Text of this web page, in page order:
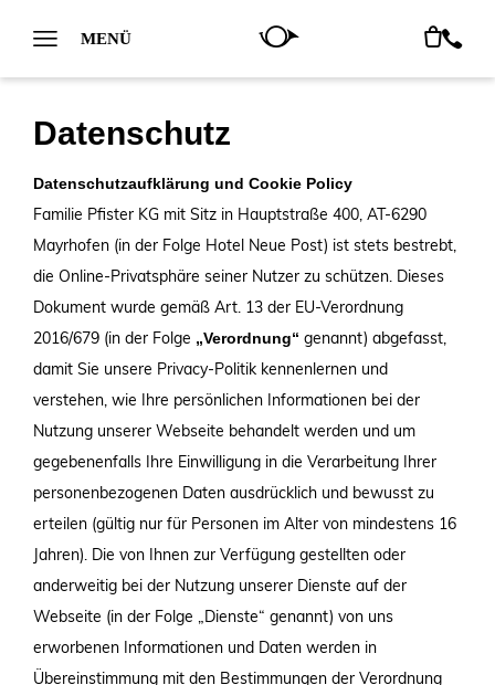
MENÜ
Datenschutz
Datenschutzaufklärung und Cookie Policy
Familie Pfister KG mit Sitz in Hauptstraße 400, AT-6290
Mayrhofen (in der Folge Hotel Neue Post) ist stets bestrebt,
die Online-Privatsphäre seiner Nutzer zu schützen. Dieses
Dokument wurde gemäß Art. 13 der EU-Verordnung
2016/679 (in der Folge „Verordnung“ genannt) abgefasst,
damit Sie unsere Privacy-Politik kennenlernen und
verstehen, wie Ihre persönlichen Informationen bei der
Nutzung unserer Webseite behandelt werden und um
gegebenenfalls Ihre Einwilligung in die Verarbeitung Ihrer
personenbezogenen Daten ausdrücklich und bewusst zu
erteilen (gültig nur für Personen im Alter von mindestens 16
Jahren). Die von Ihnen zur Verfügung gestellten oder
anderweitig bei der Nutzung unserer Dienste auf der
Webseite (in der Folge „Dienste“ genannt) von uns
erworbenen Informationen und Daten werden in
Übereinstimmung mit den Bestimmungen der Verordnung